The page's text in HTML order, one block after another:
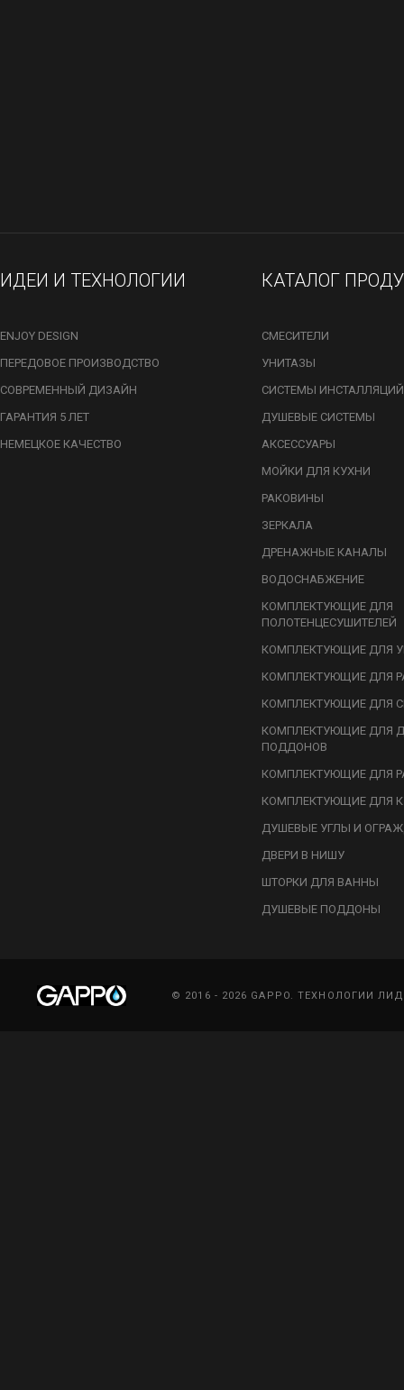
ИДЕИ И ТЕХНОЛОГИИ
ENJOY DESIGN
ПЕРЕДОВОЕ ПРОИЗВОДСТВО
СОВРЕМЕННЫЙ ДИЗАЙН
ГАРАНТИЯ 5 ЛЕТ
НЕМЕЦКОЕ КАЧЕСТВО
КАТАЛОГ
СМЕСИТЕЛИ
УНИТАЗЫ
СИСТЕМЫ ИНСТАЛЛЯЦИЙ
ДУШЕВЫЕ СИСТЕМЫ
АКСЕССУАРЫ
МОЙКИ ДЛЯ КУХНИ
РАКОВИНЫ
ЗЕРКАЛА
ДРЕНАЖНЫЕ КАНАЛЫ
ВОДОСНАБЖЕНИЕ
КОМПЛЕКТУЮЩИЕ ДЛЯ
ПОЛОТЕНЦЕСУШИТЕЛЕЙ
КОМПЛЕКТУЮЩИЕ ДЛЯ
КОМПЛЕКТУЮЩИЕ ДЛЯ
КОМПЛЕКТУЮЩИЕ ДЛЯ
КОМПЛЕКТУЮЩИЕ ДЛЯ
ПОДДОНОВ
КОМПЛЕКТУЮЩИЕ ДЛЯ
КОМПЛЕКТУЮЩИЕ ДЛЯ
ДУШЕВЫЕ УГЛЫ И
ДВЕРИ В НИШУ
ШТОРКИ ДЛЯ ВАННЫ
ДУШЕВЫЕ ПОДДОНЫ
© 2016 - 2026 GAPPO. ТЕХНОЛОГИИ